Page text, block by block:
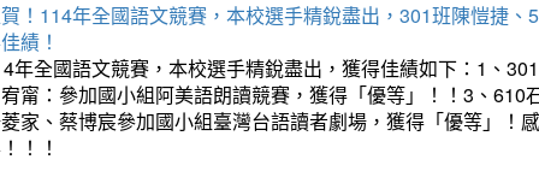
！114年全國語文競賽，本校選手精銳盡出，301班陳愷捷
績！
年全國語文競賽，本校選手精銳盡出，獲得佳績如下：1、
甯：參加國小組阿美語朗讀競賽，獲得「優等」！！3、
家、蔡博宸參加國小組臺灣台語讀者劇場，獲得「優等」！
！！